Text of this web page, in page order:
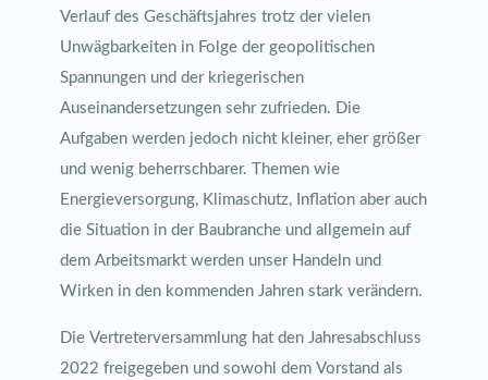
Verlauf des Geschäftsjahres trotz der vielen
Unwägbarkeiten in Folge der geopolitischen
Spannungen und der kriegerischen
Auseinandersetzungen sehr zufrieden. Die
Aufgaben werden jedoch nicht kleiner, eher größer
und wenig beherrschbarer. Themen wie
Energieversorgung, Klimaschutz, Inflation aber auch
die Situation in der Baubranche und allgemein auf
dem Arbeitsmarkt werden unser Handeln und
Wirken in den kommenden Jahren stark verändern.
Die Vertreterversammlung hat den Jahresabschluss
2022 freigegeben und sowohl dem Vorstand als